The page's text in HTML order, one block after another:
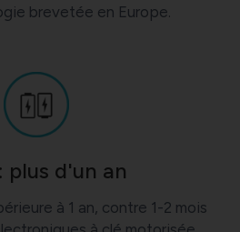
brevetée en Europe.
plus d'un an
à 1 an, contre 1-2 mois